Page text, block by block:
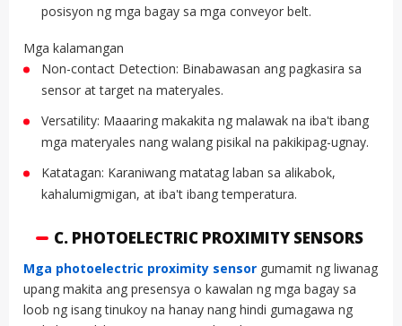
posisyon ng mga bagay sa mga conveyor belt.
Mga kalamangan
Non-contact Detection: Binabawasan ang pagkasira sa
sensor at target na materyales.
Versatility: Maaaring makakita ng malawak na iba't ibang
mga materyales nang walang pisikal na pakikipag-ugnay.
Katatagan: Karaniwang matatag laban sa alikabok,
kahalumigmigan, at iba't ibang temperatura.
C. PHOTOELECTRIC PROXIMITY SENSORS
Mga photoelectric proximity sensor gumamit ng liwanag
upang makita ang presensya o kawalan ng mga bagay sa
loob ng isang tinukoy na hanay nang hindi gumagawa ng